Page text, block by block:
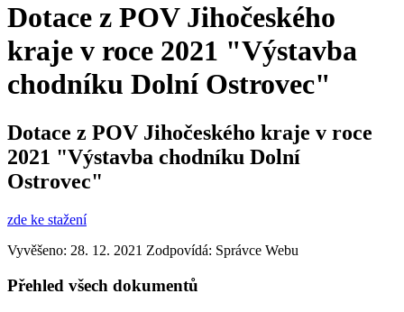
Dotace z POV Jihočeského
kraje v roce 2021 "Výstavba
chodníku Dolní Ostrovec"
Dotace z POV Jihočeského kraje v roce
2021 "Výstavba chodníku Dolní
Ostrovec"
zde ke stažení
Vyvěšeno: 28. 12. 2021 Zodpovídá: Správce Webu
Přehled všech dokumentů